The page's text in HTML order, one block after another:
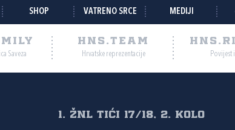
SHOP VATRENO SRCE MEDIJI
Saveza
HNS.TEAM
Hrvatske reprezentacije Povijest
1. žnl tići 17/18, 2. kolo